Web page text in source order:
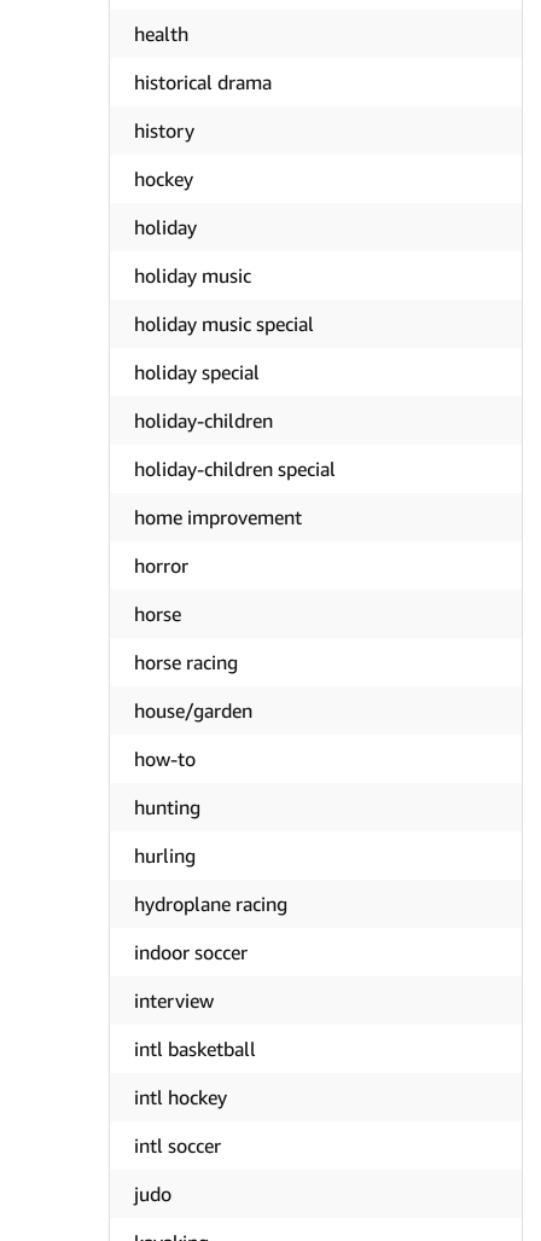
health
historical drama
history
hockey
holiday
holiday music
holiday music special
holiday special
holiday-children
holiday-children special
home improvement
horror
horse
horse racing
house/garden
how-to
hunting
hurling
hydroplane racing
indoor soccer
interview
intl basketball
intl hockey
intl soccer
judo